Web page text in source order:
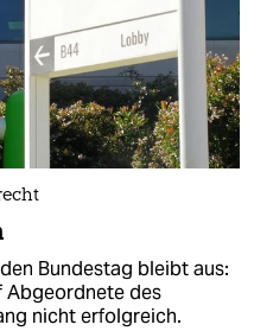
Bundestag bleibt aus:
Abgeordnete des
nicht erfolgreich.